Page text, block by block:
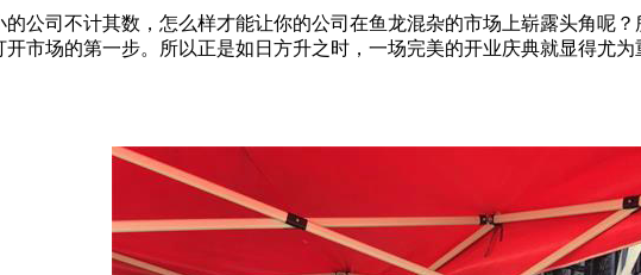
公司不计其数，怎么样才能让你的公司在鱼龙混杂的市场上崭露头角呢
市场的第一步。所以正是如日方升之时，一场完美的开业庆典就显得尤